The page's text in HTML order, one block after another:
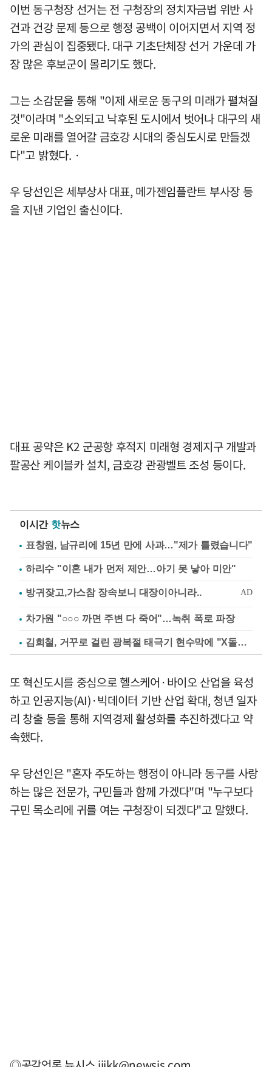
이번 동구청장 선거는 전 구청장의 정치자금법 위반 사
건과 건강 문제 등으로 행정 공백이 이어지면서 지역 정
가의 관심이 집중됐다. 대구 기초단체장 선거 가운데 가
장 많은 후보군이 몰리기도 했다.
그는 소감문을 통해 "이제 새로운 동구의 미래가 펼쳐질
것"이라며 "소외되고 낙후된 도시에서 벗어나 대구의 새
로운 미래를 열어갈 금호강 시대의 중심도시로 만들겠
다"고 밝혔다. ·
우 당선인은 세부상사 대표, 메가젠임플란트 부사장 등
을 지낸 기업인 출신이다.
대표 공약은 K2 군공항 후적지 미래형 경제지구 개발과
팔공산 케이블카 설치, 금호강 관광벨트 조성 등이다.
이시간 핫뉴스
표창원, 남규리에 15년 만에 사과…"제가 틀렸습니다"
하리수 "이혼 내가 먼저 제안…아기 못 낳아 미안"
차가원 "○○○ 까면 주변 다 죽어"…녹취 폭로 파장
김희철, 거꾸로 걸린 광복절 태극기 현수막에 "X돌았네"
또 혁신도시를 중심으로 헬스케어·바이오 산업을 육성
하고 인공지능(AI)·빅데이터 기반 산업 확대, 청년 일자
리 창출 등을 통해 지역경제 활성화를 추진하겠다고 약
속했다.
우 당선인은 "혼자 주도하는 행정이 아니라 동구를 사랑
하는 많은 전문가, 구민들과 함께 가겠다"며 "누구보다
구민 목소리에 귀를 여는 구청장이 되겠다"고 말했다.